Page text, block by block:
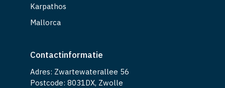
Karpathos
Mallorca
Contactinformatie
Adres: Zwartewaterallee 56
Postcode: 8031DX, Zwolle